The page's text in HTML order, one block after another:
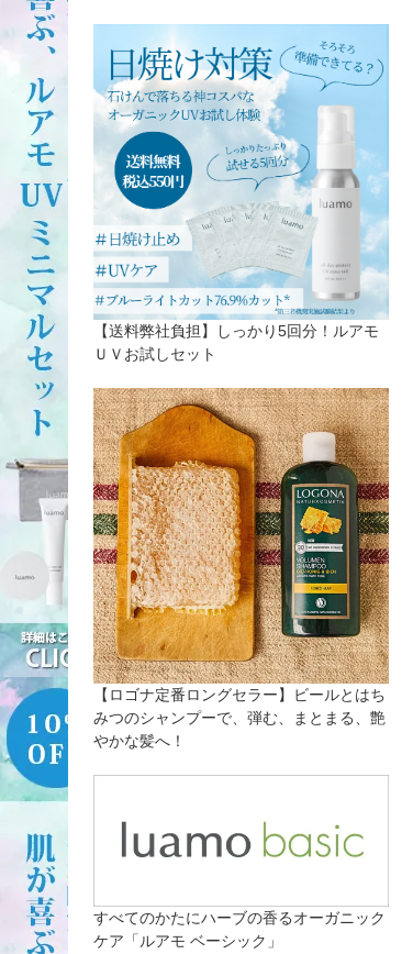
【送料弊社負担】しっかり5回分！ルアモ
ＵＶお試しセット
【ロゴナ定番ロングセラー】ビールとはち
みつのシャンプーで、弾む、まとまる、艶
やかな髪へ！
すべてのかたにハーブの香るオーガニック
ケア「ルアモ ベーシック」